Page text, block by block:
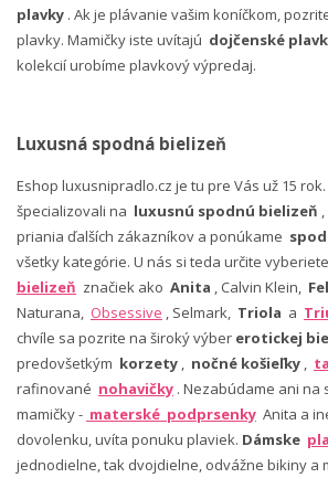
plavky . Ak je plávanie vašim koníčkom,
plavky. Mamičky iste uvítajú dojčenské
kolekcií urobíme plavkový výpredaj.
Luxusná spodná bielizeň
Eshop luxusnipradlo.cz je tu pre Vás už 15
špecializovali na luxusnú spodnú bielizeň
priania ďalších zákazníkov a ponúkame
všetky kategórie. U nás si teda určite
bielizeň značiek ako Anita , Calvin Klein,
Naturana, Obsessive , Selmark, Triola a
chvíle sa pozrite na široký výber erotickej
predovšetkým korzety , nočné košieľky ,
rafinované nohavičky . Nezabúdame ani na
mamičky - materské podprsenky Anita a
dovolenku, uvíta ponuku plaviek. Dámske
jednodielne, tak dvojdielne, odvážne bikiny a